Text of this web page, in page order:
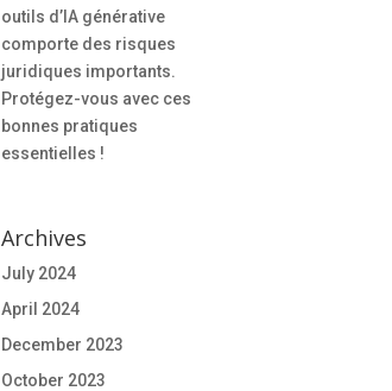
outils d’IA générative
comporte des risques
juridiques importants.
Protégez-vous avec ces
bonnes pratiques
essentielles !
Archives
July 2024
April 2024
December 2023
October 2023